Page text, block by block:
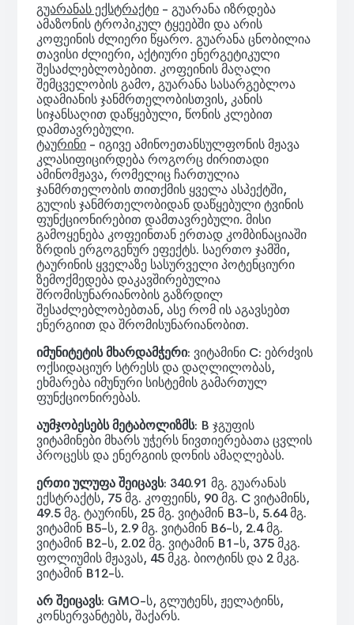
გუარანას ექსტრაქტი - გუარანა იზრდება
ამაზონის ტროპიკულ ტყეებში და არის
კოფეინის ძლიერი წყარო. გუარანა ცნობილია
თავისი ძლიერი, აქტიური ენერგეტიკული
შესაძლებლობებით. კოფეინის მაღალი
შემცველობის გამო, გუარანა სასარგებლოა
ადამიანის ჯანმრთელობისთვის, კანის
სიჯანსაღით დაწყებული, წონის კლებით
დამთავრებული.
ტაურინი - იგივე ამინოეთანსულფონის მჟავა
კლასიფიცირდება როგორც ძირითადი
ამინომჟავა, რომელიც ჩართულია
ჯანმრთელობის თითქმის ყველა ასპექტში,
გულის ჯანმრთელობიდან დაწყებული ტვინის
ფუნქციონირებით დამთავრებული. მისი
გამოყენება კოფეინთან ერთად კომბინაციაში
ზრდის ერგოგენურ ეფექტს. საერთო ჯამში,
ტაურინის ყველაზე სასურველი პოტენციური
ზემოქმედება დაკავშირებულია
შრომისუნარიანობის გაზრდილ
შესაძლებლობებთან, ასე რომ ის აგავსებთ
ენერგიით და შრომისუნარიანობით.
იმუნიტეტის მხარდამჭერი: ვიტამინი C: ებრძვის
ოქსიდაციურ სტრესს და დაღლილობას,
ეხმარება იმუნური სისტემის გამართულ
ფუნქციონირებას.
აუმჯობესებს მეტაბოლიზმს: B ჯგუფის
ვიტამინები მხარს უჭერს ნივთიერებათა ცვლის
პროცესს და ენერგიის დონის ამაღლებას.
ერთი ულუფა შეიცავს: 340.91 მგ. გუარანას
ექსტრაქტს, 75 მგ. კოფეინს, 90 მგ. C ვიტამინს,
49.5 მგ. ტაურინს, 25 მგ. ვიტამინ B3-ს, 5.64 მგ.
ვიტამინ B5-ს, 2.9 მგ. ვიტამინ B6-ს, 2.4 მგ.
ვიტამინ B2-ს, 2.02 მგ. ვიტამინ B1-ს, 375 მკგ.
ფოლიუმის მჟავას, 45 მკგ. ბიოტინს და 2 მკგ.
ვიტამინ B12-ს.
არ შეიცავს: GMO-ს, გლუტენს, ჟელატინს,
კონსერვანტებს, შაქარს.